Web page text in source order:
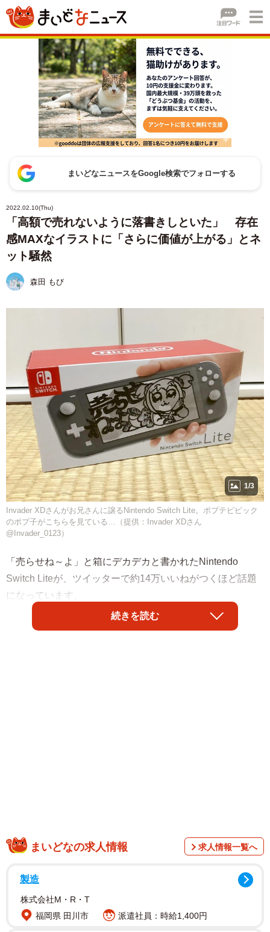
まいどなニュースをGoogle検索でフォローする
2022.02.10(Thu)
「高額で売れないように落書きしといた」 存在
感MAXなイラストに「さらに価値が上がる」とネ
ット騒然
森田 もび
1/3
Invader XDさんがお兄さんに譲るNintendo Switch Lite。ポプテピピック
のポプ子がこちらを見ている…（提供：Invader XDさん
@Invader_0123）
「売らせね～よ」と箱にデカデカと書かれたNintendo
Switch Liteが、ツイッターで約14万いいねがつくほど話題
になっています。
リプライでは、「これは世界に1つしかない限定仕様…」
「このイラストでさらに価値が上がるというオチが見え
た」「クオリティ高いよ」と注目を集めています。同ツイ
ートについて、Invader XDさんにお話を聞きました。
続きを読む
まいどなの求人情報 求人情報一覧へ
製造
株式会社M・R・T
福岡県 田川市
派遣社員：時給1,400円